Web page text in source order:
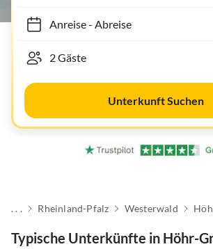
Anreise- Abreise
Unterkunft Suchen
. . . Rheinland-Pfalz Westerwald
Typische Unterkünfte in Höhr-